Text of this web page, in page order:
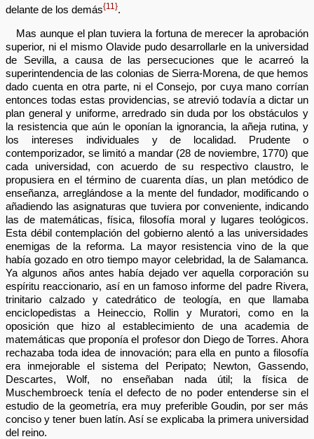
delante de los demás{11}.
Mas aunque el plan tuviera la fortuna de merecer la aprobación
superior, ni el mismo Olavide pudo desarrollarle en la universidad
de Sevilla, a causa de las persecuciones que le acarreó la
superintendencia de las colonias de Sierra-Morena, de que hemos
dado cuenta en otra parte, ni el Consejo, por cuya mano corrían
entonces todas estas providencias, se atrevió todavía a dictar un
plan general y uniforme, arredrado sin duda por los obstáculos y
la resistencia que aún le oponían la ignorancia, la añeja rutina, y
los intereses individuales y de localidad. Prudente o
contemporizador, se limitó a mandar (28 de noviembre, 1770) que
cada universidad, con acuerdo de su respectivo claustro, le
propusiera en el término de cuarenta días, un plan metódico de
enseñanza, arreglándose a la mente del fundador, modificando o
añadiendo las asignaturas que tuviera por conveniente, indicando
las de matemáticas, física, filosofía moral y lugares teológicos.
Esta débil contemplación del gobierno alentó a las universidades
enemigas de la reforma. La mayor resistencia vino de la que
había gozado en otro tiempo mayor celebridad, la de Salamanca.
Ya algunos años antes había dejado ver aquella corporación su
espíritu reaccionario, así en un famoso informe del padre Rivera,
trinitario calzado y catedrático de teología, en que llamaba
enciclopedistas a Heineccio, Rollin y Muratori, como en la
oposición que hizo al establecimiento de una academia de
matemáticas que proponía el profesor don Diego de Torres. Ahora
rechazaba toda idea de innovación; para ella en punto a filosofía
era inmejorable el sistema del Peripato; Newton, Gassendo,
Descartes, Wolf, no enseñaban nada útil; la física de
Muschembroeck tenía el defecto de no poder entenderse sin el
estudio de la geometría, era muy preferible Goudin, por ser más
conciso y tener buen latín. Así se explicaba la primera universidad
del reino.